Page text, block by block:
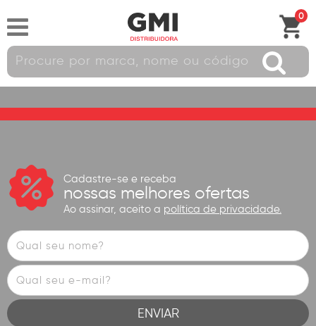
0
Cadastre-se e receba
nossas melhores ofertas
Ao assinar, aceito a política de privacidade.